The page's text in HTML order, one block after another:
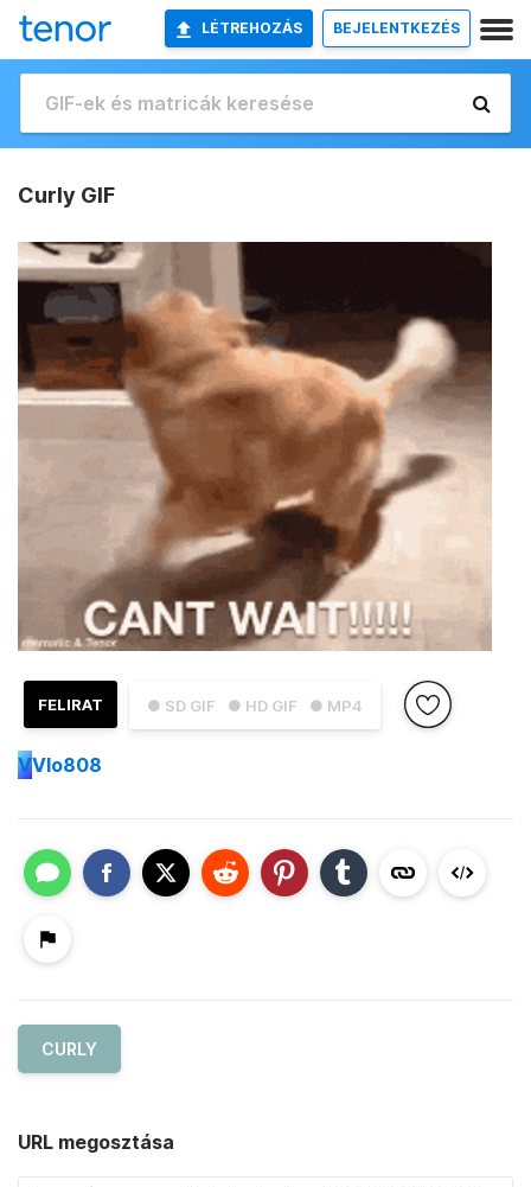
LÉTREHOZÁS BEJELENTKEZÉS
Curly GIF
● SD GIF ● HD GIF ● MP4
FELIRAT
VVlo808
CURLY
URL megosztása